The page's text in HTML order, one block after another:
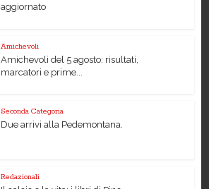
aggiornato
Amichevoli
Amichevoli del 5 agosto: risultati,
marcatori e prime...
Seconda Categoria
Due arrivi alla Pedemontana.
Redazionali